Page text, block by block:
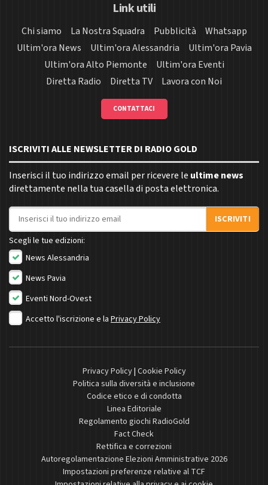
Link utili
Chi siamo La Nostra Squadra Pubblicità
Whatsapp
Ultim'ora News
Ultim'ora Alessandria
Ultim'ora Pavia
Ultim'ora Alto Piemonte
Ultim'ora Eventi
Diretta Radio
Diretta TV Lavora con Noi
CONTATTACI
ISCRIVITI ALLE NEWSLETTER DI RADIO GOLD
Inserisci il tuo indirizzo email per ricevere le ultime news
direttamente nella tua casella di posta elettronica.
Indirizzo email
ISCRIVITI
Scegli le tue edizioni:
News Alessandria
News Pavia
Eventi Nord-Ovest
Accetto l'iscrizione e la Privacy Policy
Privacy Policy| Cookie Policy
Politica sulla diversità e inclusione
Codice etico e di condotta
Linea Editoriale
Regolamento giochi RadioGold
Fact Check
Rettifica e correzioni
Autoregolamentazione Elezioni Amministrative 2026
Impostazioni preferenze relative al TCF